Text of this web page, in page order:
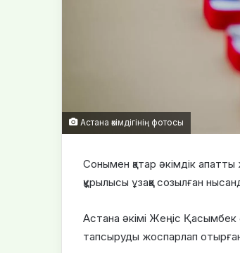
Астана әкімдігінің фотосы
Сонымен қатар әкімдік
құрылысы ұзаққа созылған
Астана әкімі Жеңіс
тапсыруды жоспарлап